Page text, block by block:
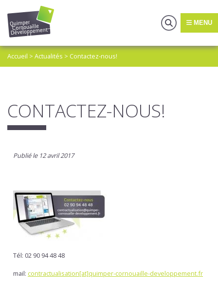
MENU
Accueil > Actualités > Contactez-nous!
CONTACTEZ-NOUS!
Publié le 12 avril 2017
Tél: 02 90 94 48 48
mail: contractualisation[at]quimper-cornouaille-developpement.fr